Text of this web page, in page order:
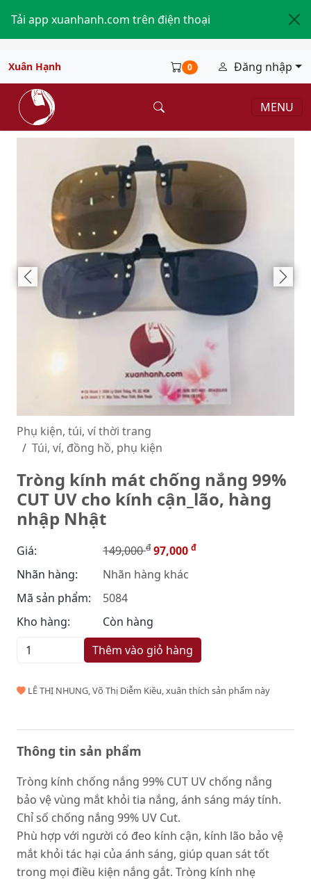
Tải app xuanhanh.com trên điện thoại
Xuân Hạnh 0 Đăng nhập
MENU
Phụ kiện, túi, ví thời trang
Túi, ví, đồng hồ, phụ kiện
Tròng kính mát chống nắng 99%
CUT UV cho kính cận_lão, hàng
nhập Nhật
Giá: 149,000đ 97,000 đ
Nhãn hàng:
Nhãn hàng khác
Mã sản phẩm:
5084
Kho hàng:
Còn hàng
Thêm vào giỏ hàng
LÊ THỊ NHUNG, Võ Thị Diễm Kiều, xuân thích sản phẩm này
Thông tin sản phẩm
Tròng kính chống nắng 99% CUT UV chống nắng
bảo vệ vùng mắt khỏi tia nắng, ánh sáng máy tính.
Chỉ số chống nắng 99% UV Cut.
Phù hợp với người có đeo kính cận, kính lão bảo vệ
mắt khỏi tác hại của ánh sáng, giúp quan sát tốt
trong mọi điều kiện nắng gắt. Tròng kính nhẹ